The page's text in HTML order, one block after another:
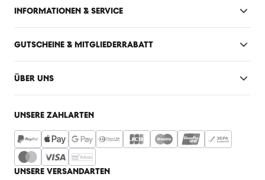
INFORMATIONEN & SERVICE
GUTSCHEINE & MITGLIEDERRABATT
ÜBER UNS
UNSERE ZAHLARTEN
UNSERE VERSANDARTEN